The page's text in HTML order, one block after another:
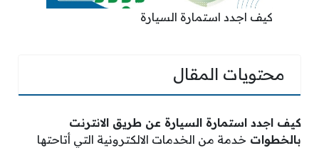
كيف اجدد استمارة السيارة
محتويات المقال
كيف اجدد استمارة السيارة عن طريق الانترنت
بالخطوات خدمة من الخدمات الالكترونية التي أتاحتها